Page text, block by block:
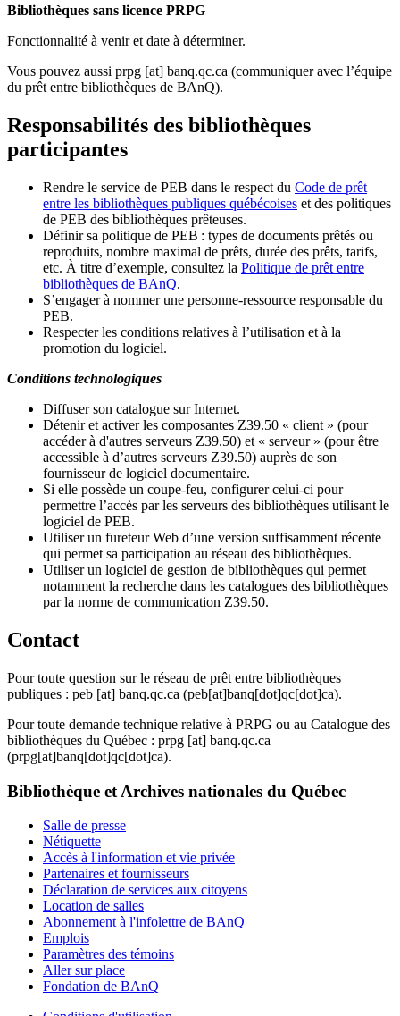
Bibliothèques sans licence PRPG
Fonctionnalité à venir et date à déterminer.
Vous pouvez aussi prpg [at] banq.qc.ca (communiquer avec l’équipe
du prêt entre bibliothèques de BAnQ).
Responsabilités des bibliothèques
participantes
Rendre le service de PEB dans le respect du Code de prêt
entre les bibliothèques publiques québécoises et des politiques
de PEB des bibliothèques prêteuses.
Définir sa politique de PEB : types de documents prêtés ou
reproduits, nombre maximal de prêts, durée des prêts, tarifs,
etc. À titre d’exemple, consultez la Politique de prêt entre
bibliothèques de BAnQ.
S’engager à nommer une personne-ressource responsable du
PEB.
Respecter les conditions relatives à l’utilisation et à la
promotion du logiciel.
Conditions technologiques
Diffuser son catalogue sur Internet.
Détenir et activer les composantes Z39.50 « client » (pour
accéder à d'autres serveurs Z39.50) et « serveur » (pour être
accessible à d’autres serveurs Z39.50) auprès de son
fournisseur de logiciel documentaire.
Si elle possède un coupe-feu, configurer celui-ci pour
permettre l’accès par les serveurs des bibliothèques utilisant le
logiciel de PEB.
Utiliser un fureteur Web d’une version suffisamment récente
qui permet sa participation au réseau des bibliothèques.
Utiliser un logiciel de gestion de bibliothèques qui permet
notamment la recherche dans les catalogues des bibliothèques
par la norme de communication Z39.50.
Contact
Pour toute question sur le réseau de prêt entre bibliothèques
publiques : peb [at] banq.qc.ca (peb[at]banq[dot]qc[dot]ca).
Pour toute demande technique relative à PRPG ou au Catalogue des
bibliothèques du Québec : prpg [at] banq.qc.ca
(prpg[at]banq[dot]qc[dot]ca).
Bibliothèque et Archives nationales du Québec
Salle de presse
Nétiquette
Accès à l'information et vie privée
Partenaires et fournisseurs
Déclaration de services aux citoyens
Location de salles
Abonnement à l'infolettre de BAnQ
Emplois
Paramètres des témoins
Aller sur place
Fondation de BAnQ